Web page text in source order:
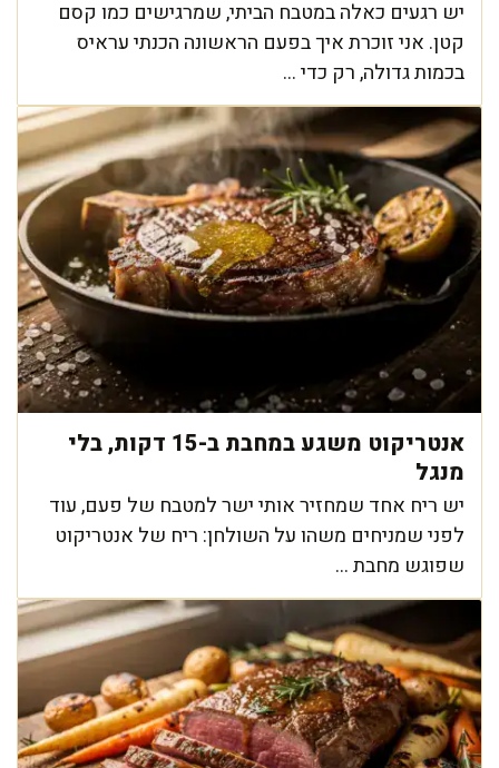
יש רגעים כאלה במטבח הביתי, שמרגישים כמו קסם
קטן. אני זוכרת איך בפעם הראשונה הכנתי עראיס
בכמות גדולה, רק כדי ...
אנטריקוט משגע במחבת ב-15 דקות, בלי
מנגל
יש ריח אחד שמחזיר אותי ישר למטבח של פעם, עוד
לפני שמניחים משהו על השולחן: ריח של אנטריקוט
שפוגש מחבת ...